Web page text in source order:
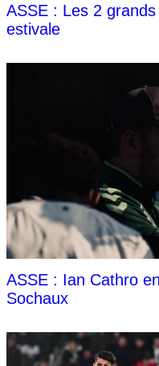
ASSE : Les 2
estivale
ASSE : Ian Cathro
Sochaux